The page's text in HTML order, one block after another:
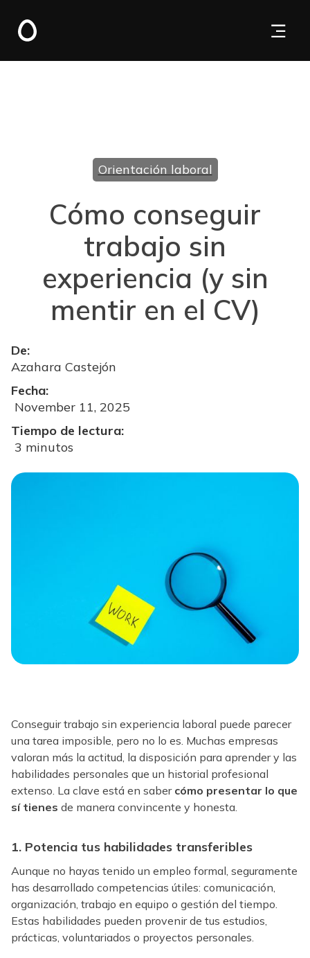
Orientación laboral
Cómo conseguir
trabajo sin
experiencia (y sin
mentir en el CV)
De:
Azahara Castejón
Fecha:
November 11, 2025
Tiempo de lectura:
3 minutos
Conseguir trabajo sin experiencia laboral puede parecer
una tarea imposible, pero no lo es. Muchas empresas
valoran más la actitud, la disposición para aprender y las
habilidades personales que un historial profesional
extenso. La clave está en saber cómo presentar lo que
sí tienes de manera convincente y honesta.
1. Potencia tus habilidades transferibles
Aunque no hayas tenido un empleo formal, seguramente
has desarrollado competencias útiles: comunicación,
organización, trabajo en equipo o gestión del tiempo.
Estas habilidades pueden provenir de tus estudios,
prácticas, voluntariados o proyectos personales.